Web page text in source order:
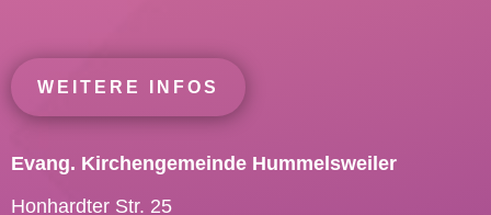
WEITERE INFOS
Evang. Kirchengemeinde Hummelsweiler
Honhardter Str. 25